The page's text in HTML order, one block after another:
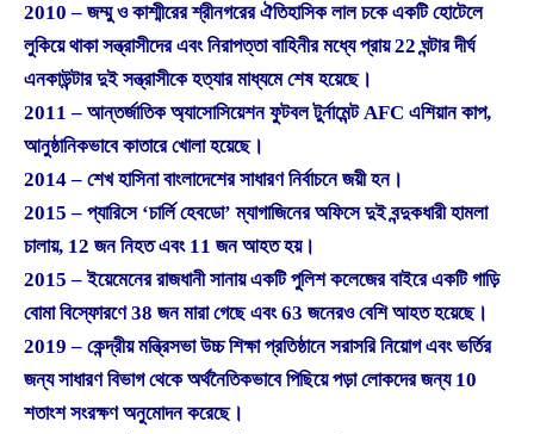
2010 – জম্মু ও কাশ্মীরের শ্রীনগরের ঐতিহাসিক লাল চকে একটি হোটেলে
লুকিয়ে থাকা সন্ত্রাসীদের এবং নিরাপত্তা বাহিনীর মধ্যে প্রায় 22 ঘন্টার দীর্ঘ
এনকাউন্টার দুই সন্ত্রাসীকে হত্যার মাধ্যমে শেষ হয়েছে।
2011 – আন্তর্জাতিক অ্যাসোসিয়েশন ফুটবল টুর্নামেন্ট AFC এশিয়ান কাপ,
আনুষ্ঠানিকভাবে কাতারে খোলা হয়েছে।
2014 – শেখ হাসিনা বাংলাদেশের সাধারণ নির্বাচনে জয়ী হন।
2015 – প্যারিসে ‘চার্লি হেবডো’ ম্যাগাজিনের অফিসে দুই বন্দুকধারী হামলা
চালায়, 12 জন নিহত এবং 11 জন আহত হয়।
2015 – ইয়েমেনের রাজধানী সানায় একটি পুলিশ কলেজের বাইরে একটি গাড়ি
বোমা বিস্ফোরণে 38 জন মারা গেছে এবং 63 জনেরও বেশি আহত হয়েছে।
2019 – কেন্দ্রীয় মন্ত্রিসভা উচ্চ শিক্ষা প্রতিষ্ঠানে সরাসরি নিয়োগ এবং ভর্তির
জন্য সাধারণ বিভাগ থেকে অর্থনৈতিকভাবে পিছিয়ে পড়া লোকদের জন্য 10
শতাংশ সংরক্ষণ অনুমোদন করেছে।